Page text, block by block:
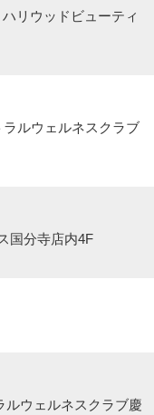
リウッドビューティ
ルウェルネスクラブ
国分寺店内4F
ルウェルネスクラブ慶